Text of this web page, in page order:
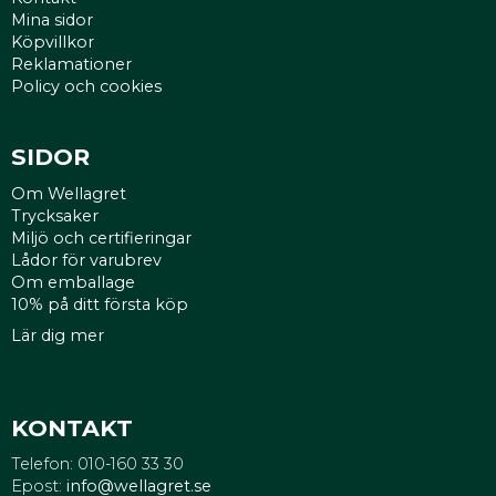
Mina sidor
Köpvillkor
Reklamationer
Policy och cookies
SIDOR
Om Wellagret
Trycksaker
Miljö och certifieringar
Lådor för varubrev
Om emballage
10% på ditt första köp
Lär dig mer
KONTAKT
Telefon: 010-160 33 30
Epost: info@wellagret.se